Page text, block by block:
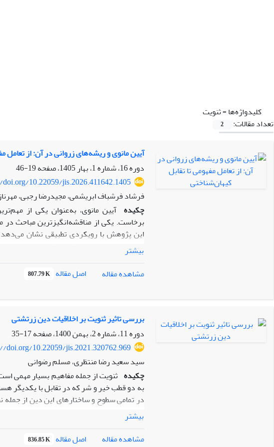
کلیدواژه‌ها =ثنویت
تعداد مقالات:
2
آیین مانوی و ریشه‌های زروانی در آن: از تعامل
دوره 16، شماره 1، بهار 1405، صفحه
19-46
10.22059/jis.2026.411642.1405
فرشاد فرشباف ابریشمی، مجیدرضا رجبی،
چکیده آیین مانوی، به‌عنوان یکی از
برخاست. یکی از مناقشه‌انگیزترین مباحث در
این پژوهش با رویکردی تطبیقی نشان می‌دهد
مفهومی و سپس تقابلی کیهان‌شناختی
اندازه حضور دارند و این تعامل چگونه به
مانوی (کفالایا، سرودها)، متون پهلوی
مانویان مفهوم «زروان» را به‌عنوان خدای
در حالی که زروانیسم می‌کوشد منشأ شر را در
اسطوره‌های زروانی، دشمنی تازه برای خدای
پژوهش در فهم تعاملات ادیان ایرانی پیش از
بیشتر
مشاهده مقاله
اصل مقاله 807.79 K
بررسی تاثیر ثنویت بر اخلاقیات دین زرتشتی
دوره 11، شماره 2، بهمن 1400، صفحه
17-35
doi.org/10.22059/jis.2021.320762.969
سید سعید رضا منتظری، مسلم رضوانی
چکیده ثنویت از جمله مفاهیم بسیار مهمی
به دو قطب خیر و شر که در تقابل با یکدیگر
در تمامی سطوح و ساختار‌های این دین از
با اتخاذ دو رویکرد متن محور و رویکرد
رویکرد متن محور به بررسی هم پوشانی‌ها و
است. با اتخاذ این رویکرد می‌توان ملاحظه
بیشتر
مشاهده مقاله
اصل مقاله 836.85 K